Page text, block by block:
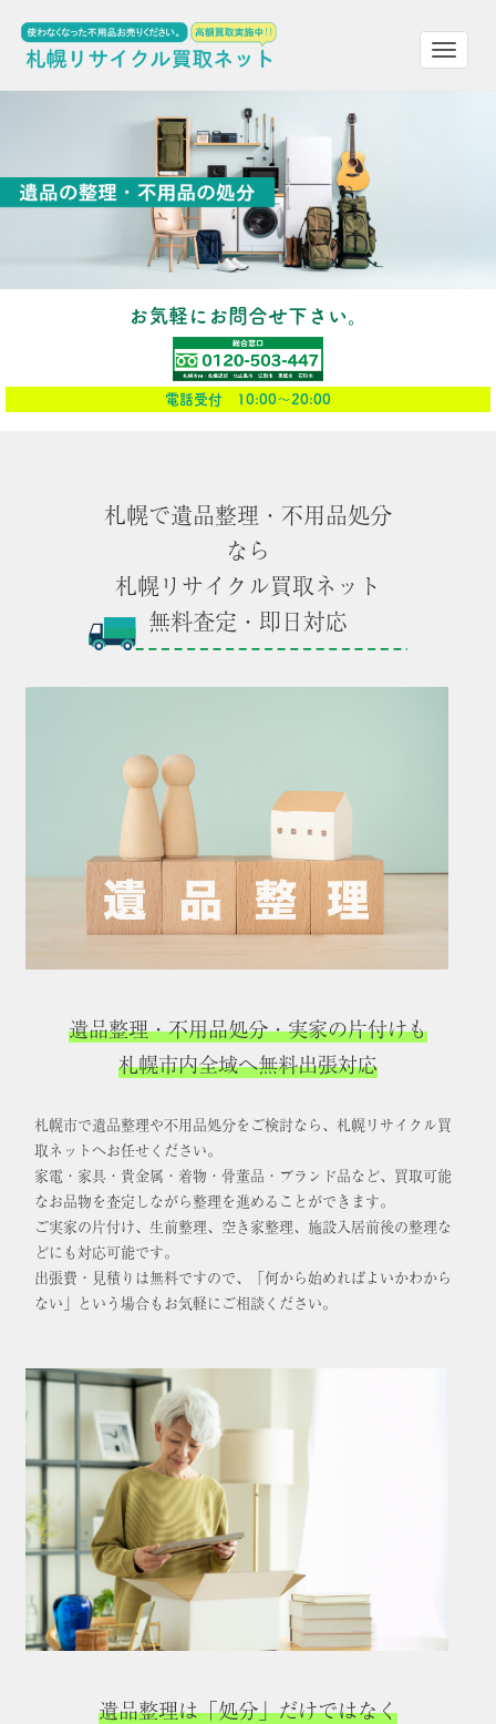
Toggle
お気軽にお問合せ下さい。
電話受付 10:00～20:00
札幌で遺品整理・不用品処分
なら
札幌リサイクル買取ネット
無料査定・即日対応
遺品整理・不用品処分・実家の片付けも
札幌市内全域へ無料出張対応
札幌市で遺品整理や不用品処分をご検討なら、札幌リサイクル買
取ネットへお任せください。
家電・家具・貴金属・着物・骨董品・ブランド品など、買取可能
なお品物を査定しながら整理を進めることができます。
ご実家の片付け、生前整理、空き家整理、施設入居前後の整理な
どにも対応可能です。
出張費・見積りは無料ですので、「何から始めればよいかわから
ない」という場合もお気軽にご相談ください。
遺品整理は「処分」だけではなく